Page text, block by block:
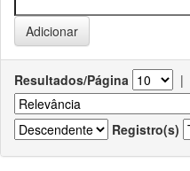
Resultados/Página |
Registro(s)